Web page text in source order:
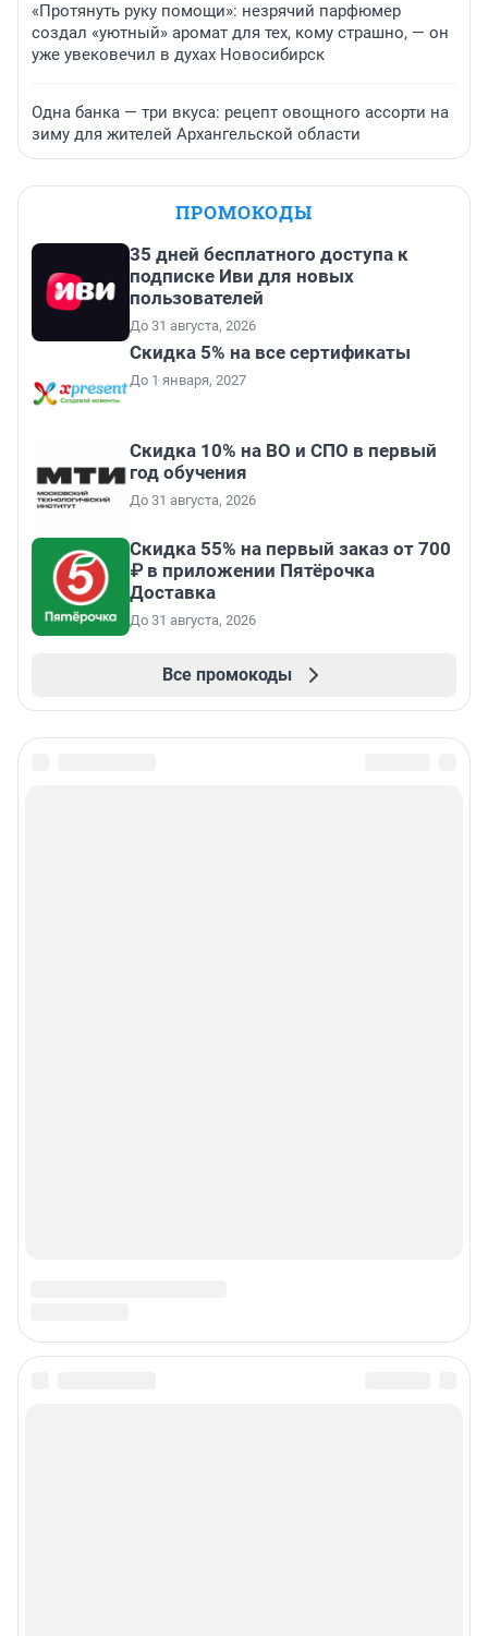
«Протянуть руку помощи»: незрячий парфюмер
создал «уютный» аромат для тех, кому страшно, — он
уже увековечил в духах Новосибирск
Одна банка — три вкуса: рецепт овощного ассорти на
зиму для жителей Архангельской области
ПРОМОКОДЫ
35 дней бесплатного доступа к
подписке Иви для новых
пользователей
До 31 августа, 2026
Скидка 5% на все сертификаты
До 1 января, 2027
Скидка 10% на ВО и СПО в первый
год обучения
До 31 августа, 2026
Скидка 55% на первый заказ от 700
₽ в приложении Пятёрочка
Доставка
До 31 августа, 2026
Все промокоды